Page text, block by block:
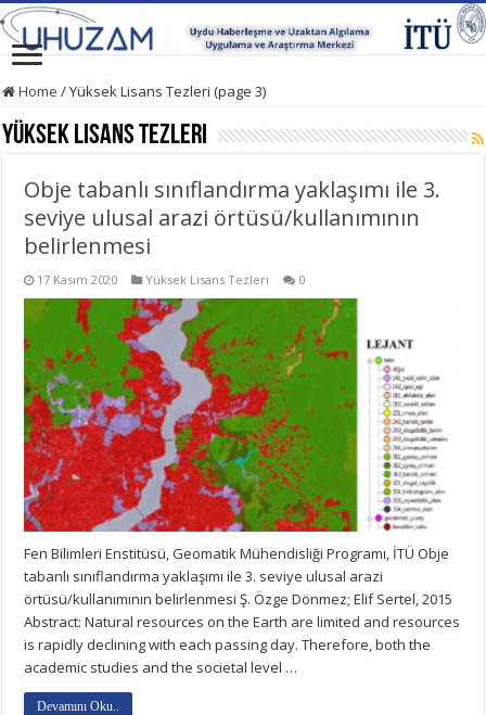
Home /Yüksek Lisans Tezleri (page 3)
Yüksek Lisans Tezleri
Obje tabanlı sınıflandırma yaklaşımı ile 3.
seviye ulusal arazi örtüsü/kullanımının
belirlenmesi
17 Kasım 2020 Yüksek Lisans Tezleri 0
Fen Bilimleri Enstitüsü, Geomatik Mühendisliği Programı, İTÜ Obje
tabanlı sınıflandırma yaklaşımı ile 3. seviye ulusal arazi
örtüsü/kullanımının belirlenmesi Ş. Özge Dönmez; Elif Sertel, 2015
Abstract: Natural resources on the Earth are limited and resources
is rapidly declining with each passing day. Therefore, both the
academic studies and the societal level …
Devamını Oku..